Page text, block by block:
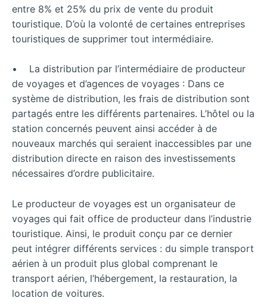
entre 8% et 25% du prix de vente du produit
touristique. D’où la volonté de certaines entreprises
touristiques de supprimer tout intermédiaire.
• La distribution par l’intermédiaire de producteur
de voyages et d’agences de voyages : Dans ce
système de distribution, les frais de distribution sont
partagés entre les différents partenaires. L’hôtel ou la
station concernés peuvent ainsi accéder à de
nouveaux marchés qui seraient inaccessibles par une
distribution directe en raison des investissements
nécessaires d’ordre publicitaire.
Le producteur de voyages est un organisateur de
voyages qui fait office de producteur dans l’industrie
touristique. Ainsi, le produit conçu par ce dernier
peut intégrer différents services : du simple transport
aérien à un produit plus global comprenant le
transport aérien, l’hébergement, la restauration, la
location de voitures.